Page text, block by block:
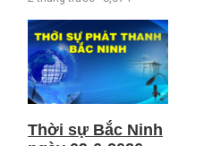
Thời sự Bắc Ninh